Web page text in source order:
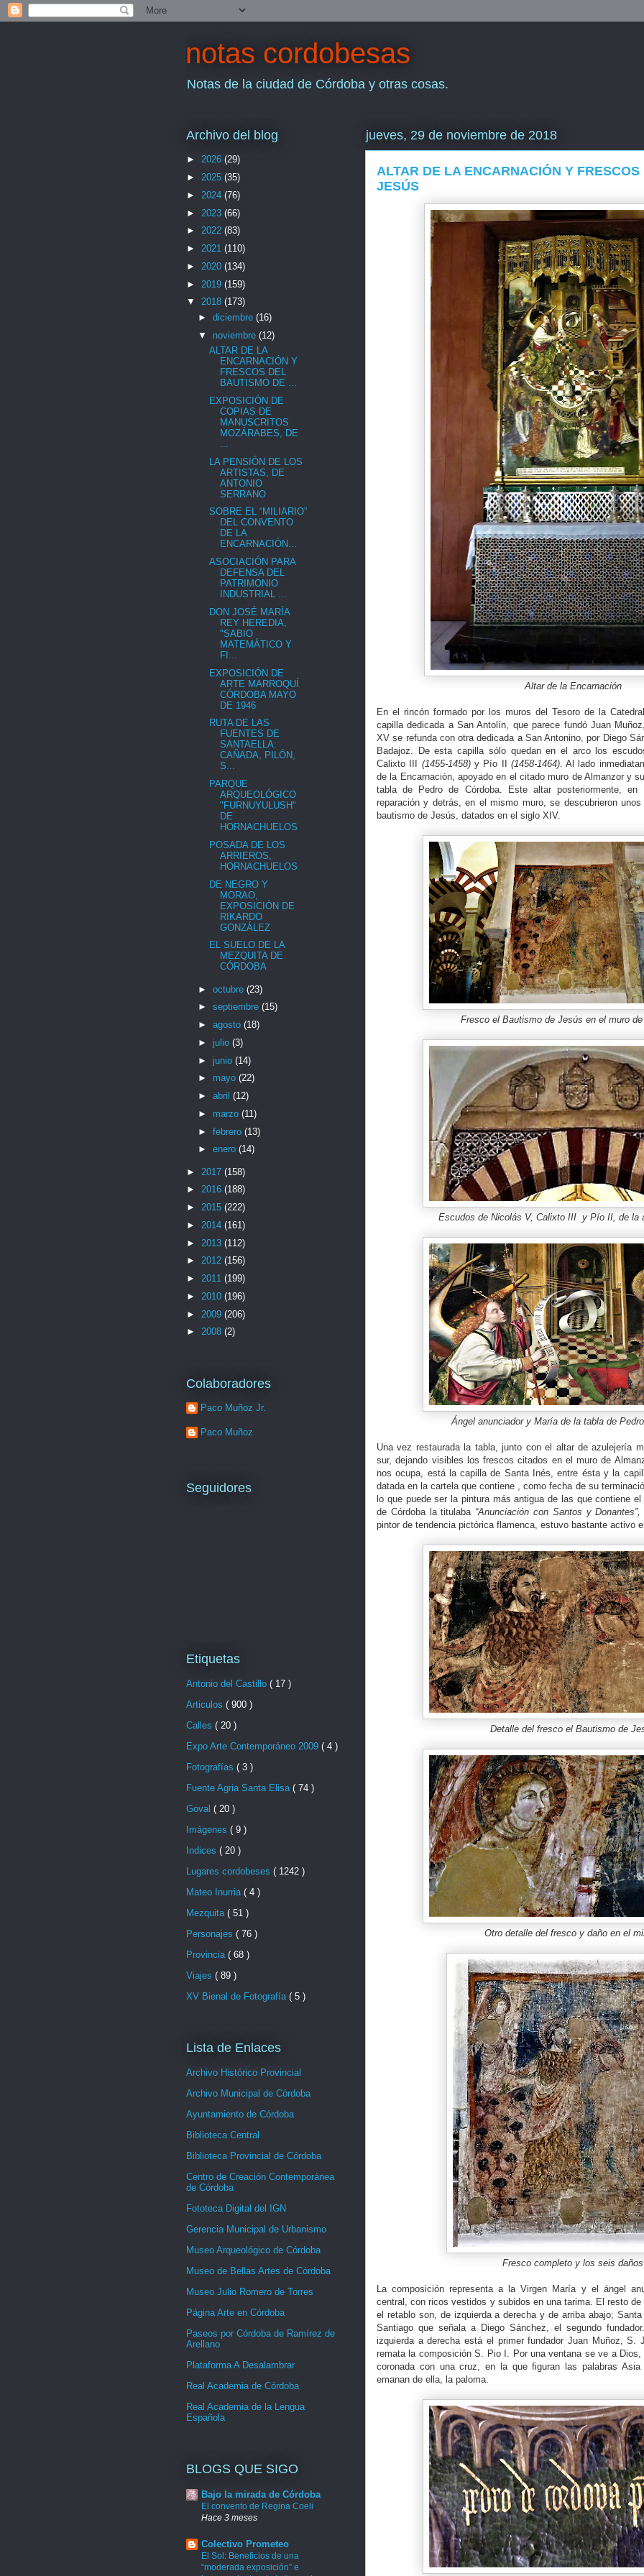
notas cordobesas
Notas de la ciudad de Córdoba y otras cosas.
jueves, 29 de noviembre de 2018
ALTAR DE LA ENCARNACIÓN Y
JESÚS
Altar de la Encarnación
En el rincón formado por los muros del Tesoro de la
capilla dedicada a San Antolín, que parece fundó Juan
XV se refunda con otra dedicada a San Antonino, por Diego
Badajoz. De esta capilla sólo quedan en el arco los
Calixto III (1455-1458)y Pío II (1458-1464). Al lado
de la Encarnación, apoyado en el citado muro de Almanzor y
tabla de Pedro de Córdoba. Este altar posteriormente,
reparación y detrás, en el mismo muro, se descubrieron
bautismo de Jesús, datados en el siglo XIV.
Fresco el Bautismo de Jesús en el muro
Escudos de Nicolás V, Calixto III y Pío II, de la
Ángel anunciador y María de la tabla de
Una vez restaurada la tabla, junto con el altar de azulejería
sur, dejando visibles los frescos citados en el muro de
nos ocupa, está la capilla de Santa Inés, entre ésta y la
datada en la cartela que contiene , como fecha de su
lo que puede ser la pintura más antigua de las que contiene
de Córdoba la titulaba “Anunciación con Santos y Donantes”,
pintor de tendencia pictórica flamenca, estuvo bastante activo
Detalle del fresco el Bautismo de
Otro detalle del fresco y daño en el
Fresco completo y los seis daños
La composición representa a la Virgen María y el ángel
central, con ricos vestidos y subidos en una tarima. El resto
el retablo son, de izquierda a derecha y de arriba abajo;
Santiago que señala a Diego Sánchez, el segundo
izquierda a derecha está el primer fundador Juan Muñoz, S.
remata la composición S. Pio I. Por una ventana se ve a
coronada con una cruz, en la que figuran las palabras
emanan de ella, la paloma.
Archivo del blog
► 2026 (29)
► 2025 (35)
► 2024 (76)
► 2023 (66)
► 2022 (83)
► 2021 (110)
► 2020 (134)
► 2019 (159)
▼ 2018 (173)
► diciembre (16)
▼ noviembre (12)
ALTAR DE LA
ENCARNACIÓN Y
FRESCOS DEL
BAUTISMO DE ...
EXPOSICIÓN DE
COPIAS DE
MANUSCRITOS
MOZÁRABES, DE
LA PENSIÓN DE LOS
ARTISTAS, DE
ANTONIO
SERRANO
SOBRE EL “MILIARIO”
DEL CONVENTO
DE LA
ENCARNACIÓN...
ASOCIACIÓN PARA
DEFENSA DEL
PATRIMONIO
INDUSTRIAL ...
DON JOSÉ MARÍA
REY HEREDIA,
"SABIO
MATEMÁTICO Y
FI...
EXPOSICIÓN DE
ARTE MARROQUÍ
CÓRDOBA MAYO
DE 1946
RUTA DE LAS
FUENTES DE
SANTAELLA:
CAÑADA, PILÓN,
S...
PARQUE
ARQUEOLÓGICO
"FURNUYULUSH"
DE
HORNACHUELOS
POSADA DE LOS
ARRIEROS,
HORNACHUELOS
DE NEGRO Y
MORAO,
EXPOSICIÓN DE
RIKARDO
GONZÁLEZ
EL SUELO DE LA
MEZQUITA DE
CÓRDOBA
► octubre (23)
► septiembre (15)
► agosto (18)
► julio (3)
► junio (14)
► mayo (22)
► abril (12)
► marzo (11)
► febrero (13)
► enero (14)
► 2017 (158)
► 2016 (188)
► 2015 (222)
► 2014 (161)
► 2013 (112)
► 2012 (156)
► 2011 (199)
► 2010 (196)
► 2009 (206)
► 2008 (2)
Colaboradores
Paco Muñoz Jr.
Paco Muñoz
Seguidores
Etiquetas
Antonio del Castillo ( 17 )
Articulos ( 900 )
Calles ( 20 )
Expo Arte Contemporáneo 2009 ( 4 )
Fotografías ( 3 )
Fuente Agria Santa Elisa ( 74 )
Goval ( 20 )
Imágenes ( 9 )
Indices ( 20 )
Lugares cordobeses ( 1242 )
Mateo Inurria ( 4 )
Mezquita ( 51 )
Personajes ( 76 )
Provincia ( 68 )
Viajes ( 89 )
XV Bienal de Fotografía ( 5 )
Lista de Enlaces
Archivo Histórico Provincial
Archivo Municipal de Córdoba
Ayuntamiento de Córdoba
Biblioteca Central
Biblioteca Provincial de Córdoba
Centro de Creación Contemporánea
de Córdoba
Fototeca Digital del IGN
Gerencia Municipal de Urbanismo
Museo Arqueológico de Córdoba
Museo de Bellas Artes de Córdoba
Museo Julio Romero de Torres
Página Arte en Córdoba
Paseos por Córdoba de Ramírez de
Arellano
Plataforma A Desalambrar
Real Academia de Córdoba
Real Academia de la Lengua
Española
BLOGS QUE SIGO
Bajo la mirada de Córdoba
El convento de Regina Coeli
Hace 3 meses
Colectivo Prometeo
El Sol: Beneficios de una
“moderada exposición” e